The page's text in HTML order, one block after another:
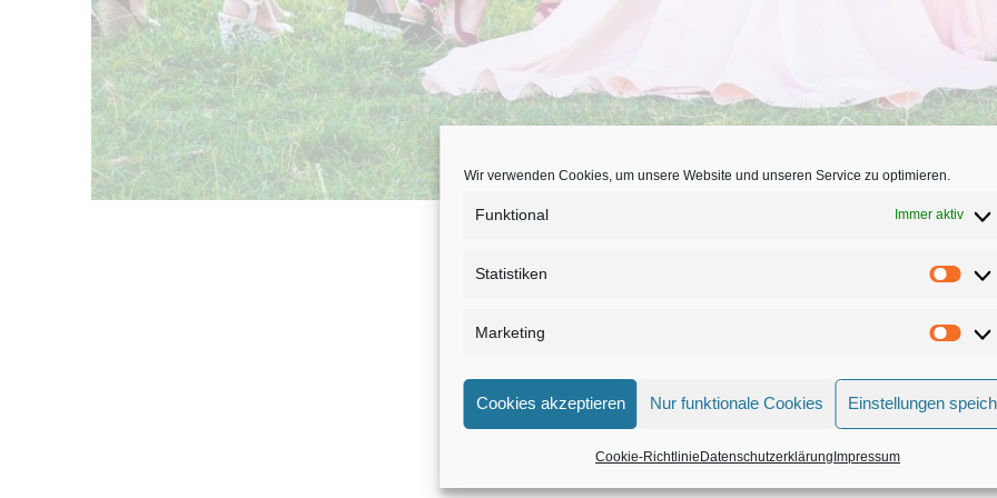
Wir verwenden Cookies, um unsere Website und unseren Service zu optimieren.
Funktional Immer aktiv
Statistiken
Marketing
Cookies akzeptieren Nur funktionale Cookies Einstellungen
Cookie-RichtlinieDatenschutzerklärungImpressum
Angebot